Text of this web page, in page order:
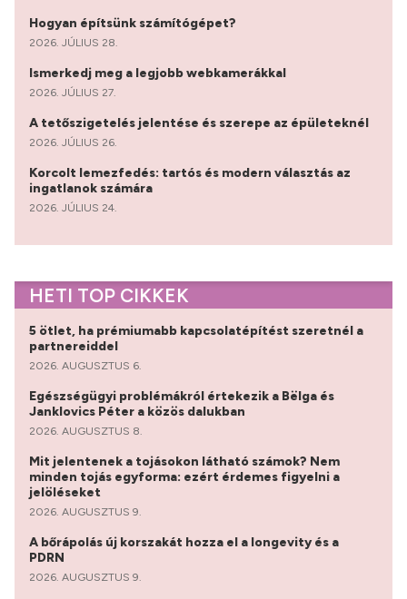
Hogyan építsünk számítógépet?
2026. JÚLIUS 28.
Ismerkedj meg a legjobb webkamerákkal
2026. JÚLIUS 27.
A tetőszigetelés jelentése és szerepe az épületeknél
2026. JÚLIUS 26.
Korcolt lemezfedés: tartós és modern választás az
ingatlanok számára
2026. JÚLIUS 24.
HETI TOP CIKKEK
5 ötlet, ha prémiumabb kapcsolatépítést szeretnél a
partnereiddel
2026. AUGUSZTUS 6.
Egészségügyi problémákról értekezik a Bëlga és
Janklovics Péter a közös dalukban
2026. AUGUSZTUS 8.
Mit jelentenek a tojásokon látható számok? Nem
minden tojás egyforma: ezért érdemes figyelni a
jelöléseket
2026. AUGUSZTUS 9.
A bőrápolás új korszakát hozza el a longevity és a
PDRN
2026. AUGUSZTUS 9.